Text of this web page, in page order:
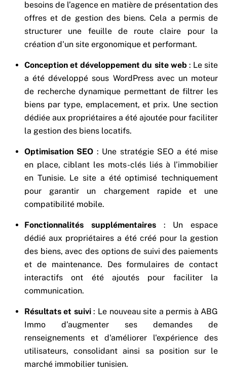
besoins de l’agence en matière de présentation des
offres et de gestion des biens. Cela a permis de
structurer une feuille de route claire pour la
création d'un site ergonomique et performant.
Conception et développement du site web : Le site
a été développé sous WordPress avec un moteur
de recherche dynamique permettant de filtrer les
biens par type, emplacement, et prix. Une section
dédiée aux propriétaires a été ajoutée pour faciliter
la gestion des biens locatifs.
Optimisation SEO : Une stratégie SEO a été mise
en place, ciblant les mots-clés liés à l’immobilier
en Tunisie. Le site a été optimisé techniquement
pour garantir un chargement rapide et une
compatibilité mobile.
Fonctionnalités supplémentaires: Un espace
dédié aux propriétaires a été créé pour la gestion
des biens, avec des options de suivi des paiements
et de maintenance. Des formulaires de contact
interactifs ont été ajoutés pour faciliter la
communication.
Résultats et suivi: Le nouveau site a permis à ABG
Immo d’augmenter ses demandes de
renseignements et d'améliorer l'expérience des
utilisateurs, consolidant ainsi sa position sur le
marché immobilier tunisien.